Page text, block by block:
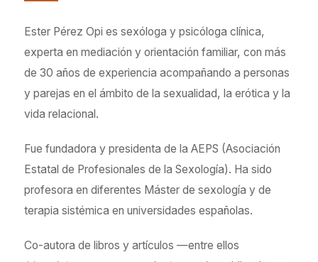
Ester Pérez Opi es sexóloga y psicóloga clínica,
experta en mediación y orientación familiar, con más
de 30 años de experiencia acompañando a personas
y parejas en el ámbito de la sexualidad, la erótica y la
vida relacional.
Fue fundadora y presidenta de la AEPS (Asociación
Estatal de Profesionales de la Sexología). Ha sido
profesora en diferentes Máster de sexología y de
terapia sistémica en universidades españolas.
Co-autora de libros y artículos —entre ellos